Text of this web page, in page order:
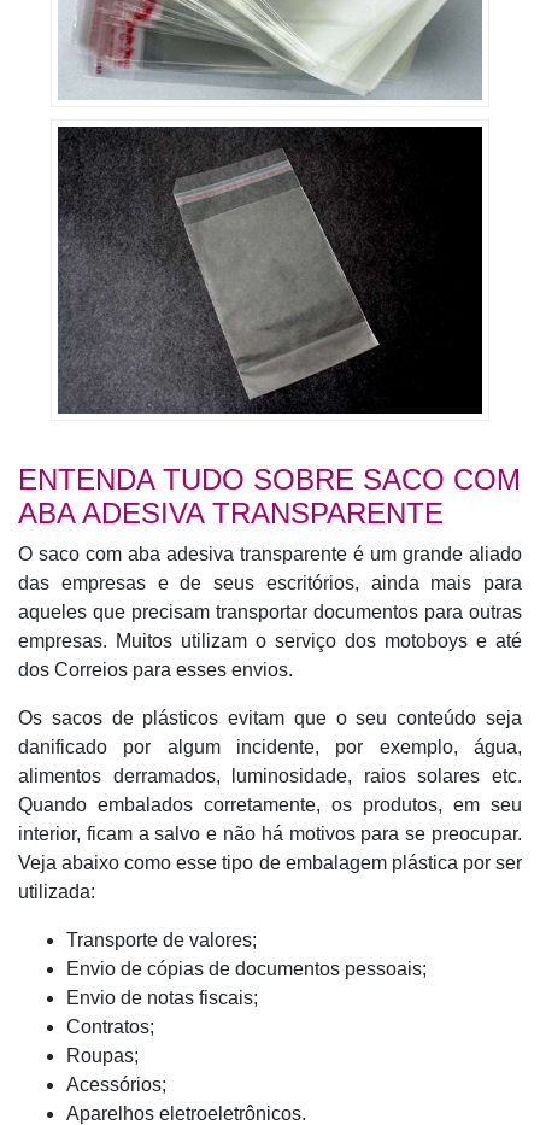
ENTENDA TUDO SOBRE SACO COM
ABA ADESIVA TRANSPARENTE
O saco com aba adesiva transparente é um grande aliado
das empresas e de seus escritórios, ainda mais para
aqueles que precisam transportar documentos para outras
empresas. Muitos utilizam o serviço dos motoboys e até
dos Correios para esses envios.
Os sacos de plásticos evitam que o seu conteúdo seja
danificado por algum incidente, por exemplo, água,
alimentos derramados, luminosidade, raios solares etc.
Quando embalados corretamente, os produtos, em seu
interior, ficam a salvo e não há motivos para se preocupar.
Veja abaixo como esse tipo de embalagem plástica por ser
utilizada:
Transporte de valores;
Envio de cópias de documentos pessoais;
Envio de notas fiscais;
Contratos;
Roupas;
Acessórios;
Aparelhos eletroeletrônicos.